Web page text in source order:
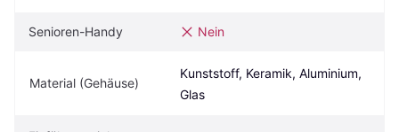
Senioren-Handy Nein
Material (Gehäuse)
Kunststoff, Keramik, Aluminium,
Glas